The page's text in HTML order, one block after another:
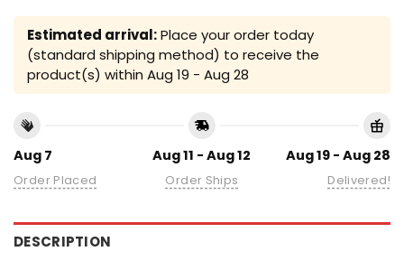
Estimated arrival:Place your order today
(standard shipping method) to receive the
product(s) within Aug 19 - Aug 28
Aug 7
Order Placed
Aug 11 - Aug 12
Order Ships
Aug 19 - Aug 28
Delivered!
DESCRIPTION